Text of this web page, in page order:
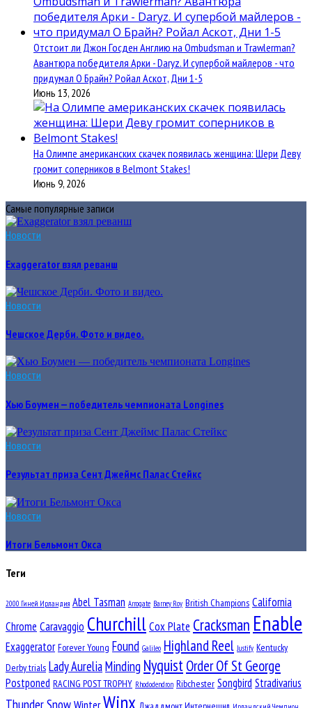
Отстоит ли Джон Госден Англию на Ombudsman и Trawlerman?
Авантюра победителя Арки - Daryz. И супербой майлеров - что
придумал О Брайн? Ройал Аскот, Дни 1-5
Июнь 13, 2026
На Олимпе американских скачек появилась женщина: Шери Деву
громит соперников в Belmont Stakes!
Июнь 9, 2026
Самые популярные записи
Новости
Exaggerator взял реванш
Новости
Чешское Дерби. Фото и видео.
Новости
Хью Боумен — победитель чемпионата Longines
Новости
Результат приза Сент Джеймс Палас Стейкс
Новости
Итоги Бельмонт Окса
Теги
2000 Гиней Ирландия Abel Tasman Arrogate Barney Roy British Champions California
Chrome Caravaggio ChurchillCox Plate Cracksman Enable
Exaggerator Forever Young Found Galileo Highland Reel Justify Kentucky
Derby trials Lady AureliaMinding NyquistOrder Of St George
Postponed RACING POST TROPHY Rhododendron Ribchester Songbird Stradivarius
Winx